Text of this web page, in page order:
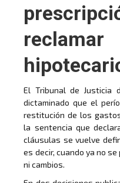
El Tribunal de Justicia
dictaminado que el
restitución de los
la sentencia que
cláusulas se vuelve
es decir, cuando ya no
ni cambios.